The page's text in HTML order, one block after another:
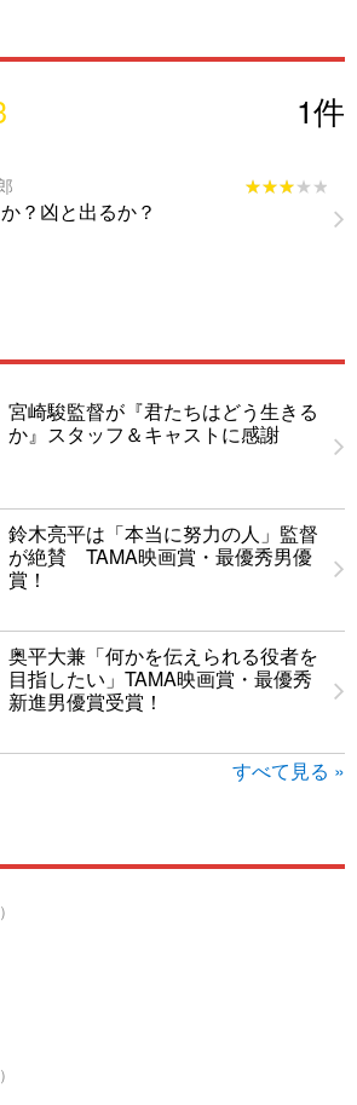
1件
★★★★★
★★★★★
？凶と出るか？
宮崎駿監督が『君たちはどう生きる
か』スタッフ＆キャストに感謝
鈴木亮平は「本当に努力の人」監督
が絶賛 TAMA映画賞・最優秀男優
賞！
奥平大兼「何かを伝えられる役者を
目指したい」TAMA映画賞・最優秀
新進男優賞受賞！
すべて見る »